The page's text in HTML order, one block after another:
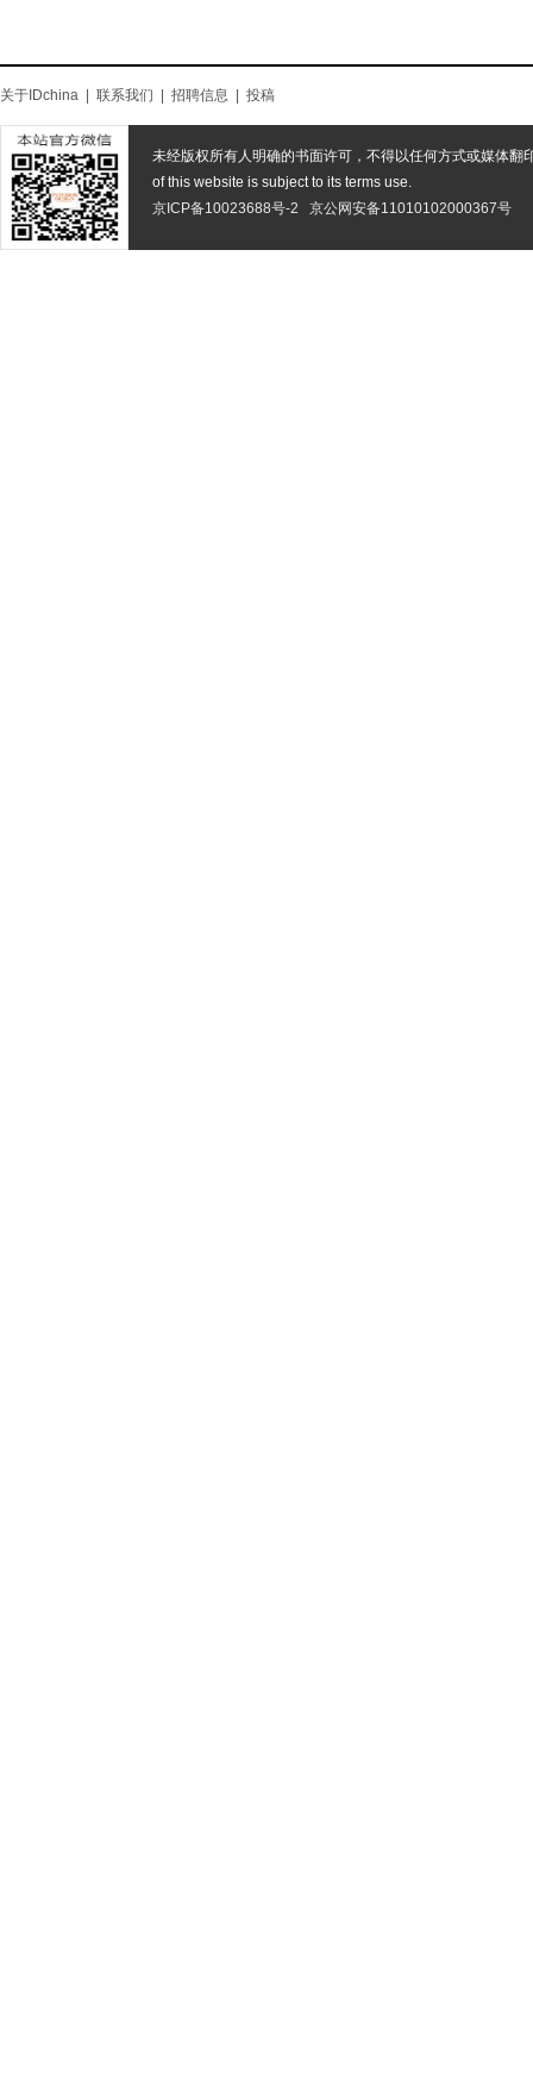
关于IDchina 联系我们 招聘信息 投稿
未经版权所有人明确的书面许可，不得以任何方式或媒体翻
of this website is subject to its terms use.
京ICP备10023688号-2
京公网安备11010102000367号